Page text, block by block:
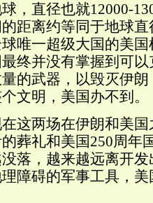
，直径也就12000-
距离约等同于地球
唯一超级大国的美
终并没有掌握到可
的武器，以毁灭伊
文明，美国办不到。
这两场在伊朗和美
葬礼和美国250周年
落，越来越远离开
障碍的军事工具，